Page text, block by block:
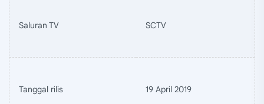
Saluran TV SCTV
Tanggal rilis 19 April 2019